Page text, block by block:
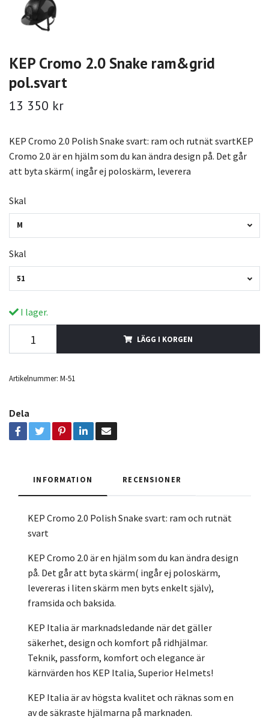
KEP Cromo 2.0 Snake ram&grid
pol.svart
13 350 kr
KEP Cromo 2.0 Polish Snake svart: ram och rutnät svartKEP
Cromo 2.0 är en hjälm som du kan ändra design på. Det går
att byta skärm( ingår ej poloskärm, leverera
Skal
M
Skal
51
I lager.
LÄGG I KORGEN
Artikelnummer: M-51
Dela
INFORMATION RECENSIONER
KEP Cromo 2.0 Polish Snake svart: ram och rutnät
svart
KEP Cromo 2.0 är en hjälm som du kan ändra design
på. Det går att byta skärm( ingår ej poloskärm,
levereras i liten skärm men byts enkelt själv),
framsida och baksida.
KEP Italia är marknadsledande när det gäller
säkerhet, design och komfort på ridhjälmar.
Teknik, passform, komfort och elegance är
kärnvärden hos KEP Italia, Superior Helmets!
KEP Italia är av högsta kvalitet och räknas som en
av de säkraste hjälmarna på marknaden.